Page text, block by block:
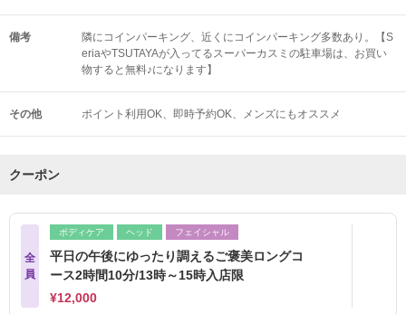
備考
隣にコインパーキング、近くにコインパーキング多数あり。【S
eriaやTSUTAYAが入ってるスーパーカスミの駐車場は、お買い
物すると無料♪になります】
その他 ポイント利用OK 即時予約OK メンズにもオススメ
クーポン
全
員
ボディケア ヘッド フェイシャル
平日の午後にゆったり調えるご褒美ロングコ
ース2時間10分/13時～15時入店限
¥12,000